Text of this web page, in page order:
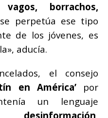
borrachos,
perpetúa ese tipo
de los jóvenes, es
aducía.
el consejo
en América’por
un lenguaje
desinformación